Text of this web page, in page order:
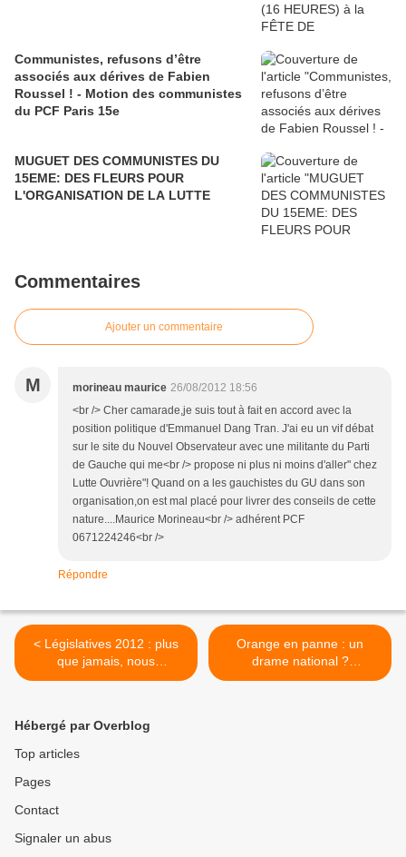
Communistes, refusons d’être
associés aux dérives de Fabien
Roussel ! - Motion des communistes
du PCF Paris 15e
MUGUET DES COMMUNISTES DU
15EME: DES FLEURS POUR
L'ORGANISATION DE LA LUTTE
Commentaires
Ajouter un commentaire
M morineau maurice 26/08/2012 18:56
<br /> Cher camarade,je suis tout à fait en accord avec la
position politique d'Emmanuel Dang Tran. J'ai eu un vif débat
sur le site du Nouvel Observateur avec une militante du Parti
de Gauche qui me<br /> propose ni plus ni moins d'aller" chez
Lutte Ouvrière"! Quand on a les gauchistes du GU dans son
organisation,on est mal placé pour livrer des conseils de cette
nature....Maurice Morineau<br /> adhérent PCF
0671224246<br />
Répondre
< Législatives 2012 : plus
que jamais, nous
condamnons le régime
Orange en panne : un
drame national ?
Renationaliser France
Hébergé par Overblog
Top articles
Pages
Contact
Signaler un abus